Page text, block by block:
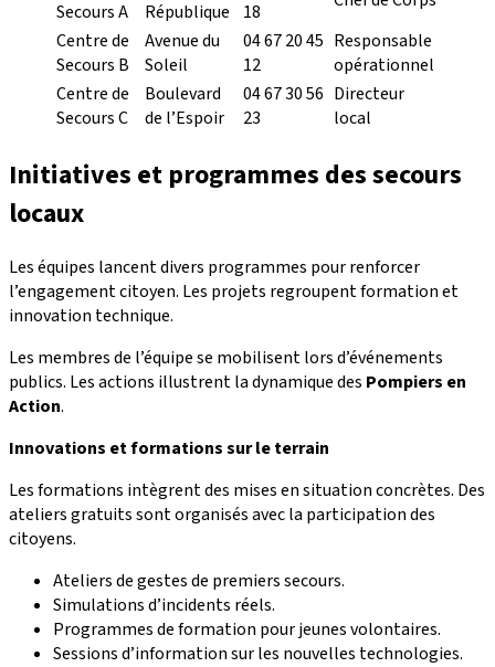
Secours A
République
18
Centre de
Secours B
Avenue du
Soleil
04 67 20 45
12
Responsable
opérationnel
Centre de
Secours C
Boulevard
de l’Espoir
04 67 30 56
23
Directeur
local
Initiatives et programmes des secours
locaux
Les équipes lancent divers programmes pour renforcer
l’engagement citoyen. Les projets regroupent formation et
innovation technique.
Les membres de l’équipe se mobilisent lors d’événements
publics. Les actions illustrent la dynamique des Pompiers en
Action.
Innovations et formations sur le terrain
Les formations intègrent des mises en situation concrètes. Des
ateliers gratuits sont organisés avec la participation des
citoyens.
Ateliers de gestes de premiers secours.
Simulations d’incidents réels.
Programmes de formation pour jeunes volontaires.
Sessions d’information sur les nouvelles technologies.